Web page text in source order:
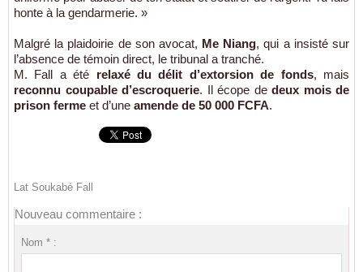
honte à la gendarmerie. »
Malgré la plaidoirie de son avocat, Me Niang, qui a insisté sur
l’absence de témoin direct, le tribunal a tranché.
M. Fall a été relaxé du délit d’extorsion de fonds, mais
reconnu coupable d’escroquerie. Il écope de deux mois de
prison ferme et d’une amende de 50 000 FCFA.
Lat Soukabé Fall
Nouveau commentaire :
Nom * :